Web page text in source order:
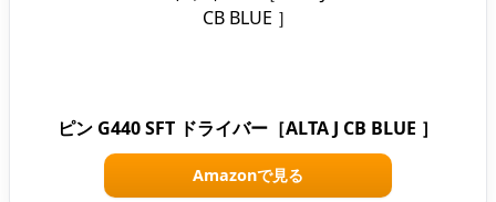
ピン G440 SFT ドライバー［ALTA J CB BLUE ］
Amazonで見る